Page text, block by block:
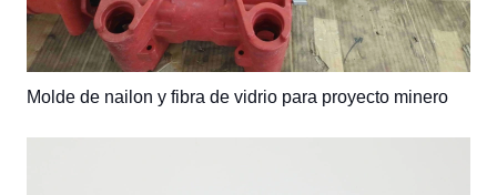
Molde de nailon y fibra de vidrio para proyecto minero